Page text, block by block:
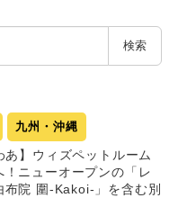
検索
九州・沖縄
あ】ウィズペットルーム
！ニューオープンの「レ
布院 圍-Kakoi-」を含む別